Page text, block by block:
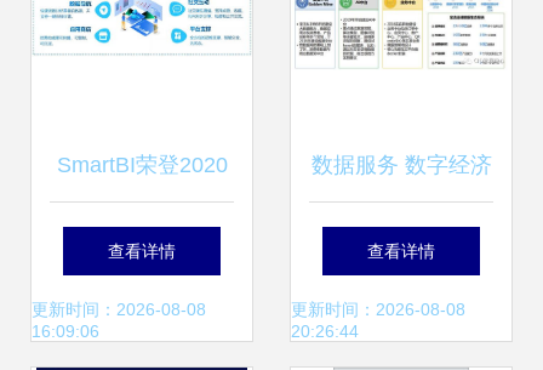
SmartBI荣登2020
大数据产业创新服
务产品榜 数据服务
查看详情
更新时间：2026-08-08
16:09:06
数据服务 数字经济
时代的核心驱动力
查看详情
更新时间：2026-08-08
20:26:44